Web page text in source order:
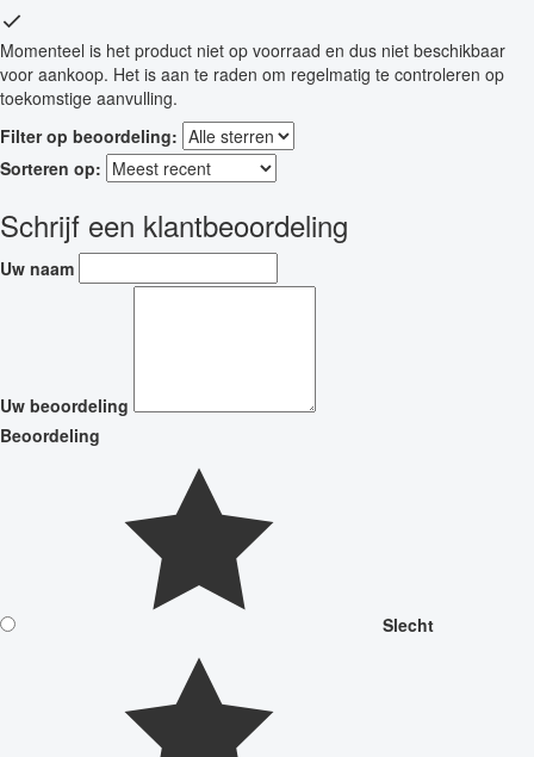
Momenteel is het product niet op voorraad en dus niet beschikbaar
voor aankoop. Het is aan te raden om regelmatig te controleren op
toekomstige aanvulling.
Filter op beoordeling:
Sorteren op:
Schrijf een klantbeoordeling
Uw naam
Uw beoordeling
Beoordeling
Slecht